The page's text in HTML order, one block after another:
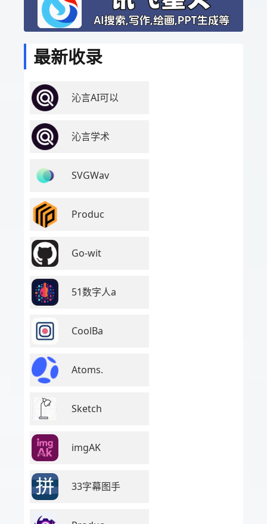
最新收录
沁言AI可以
沁言学术
SVGWav
Produc
Go-wit
51数字人a
CoolBa
Atoms.
Sketch
imgAK
33字幕图手